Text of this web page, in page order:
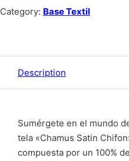
Category: Base Textil
Description
Sumérgete en el mundo
tela «Chamus Satin
compuesta por un 100%